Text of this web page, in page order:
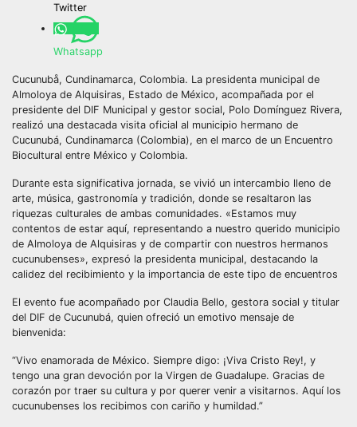
Twitter
Whatsapp
Cucunubå, Cundinamarca, Colombia. La presidenta municipal de
Almoloya de Alquisiras, Estado de México, acompañada por el
presidente del DIF Municipal y gestor social, Polo Domínguez Rivera,
realizó una destacada visita oficial al municipio hermano de
Cucunubá, Cundinamarca (Colombia), en el marco de un Encuentro
Biocultural entre México y Colombia.
Durante esta significativa jornada, se vivió un intercambio lleno de
arte, música, gastronomía y tradición, donde se resaltaron las
riquezas culturales de ambas comunidades. «Estamos muy
contentos de estar aquí, representando a nuestro querido municipio
de Almoloya de Alquisiras y de compartir con nuestros hermanos
cucunubenses», expresó la presidenta municipal, destacando la
calidez del recibimiento y la importancia de este tipo de encuentros
El evento fue acompañado por Claudia Bello, gestora social y titular
del DIF de Cucunubá, quien ofreció un emotivo mensaje de
bienvenida:
“Vivo enamorada de México. Siempre digo: ¡Viva Cristo Rey!, y
tengo una gran devoción por la Virgen de Guadalupe. Gracias de
corazón por traer su cultura y por querer venir a visitarnos. Aquí los
cucunubenses los recibimos con cariño y humildad.”